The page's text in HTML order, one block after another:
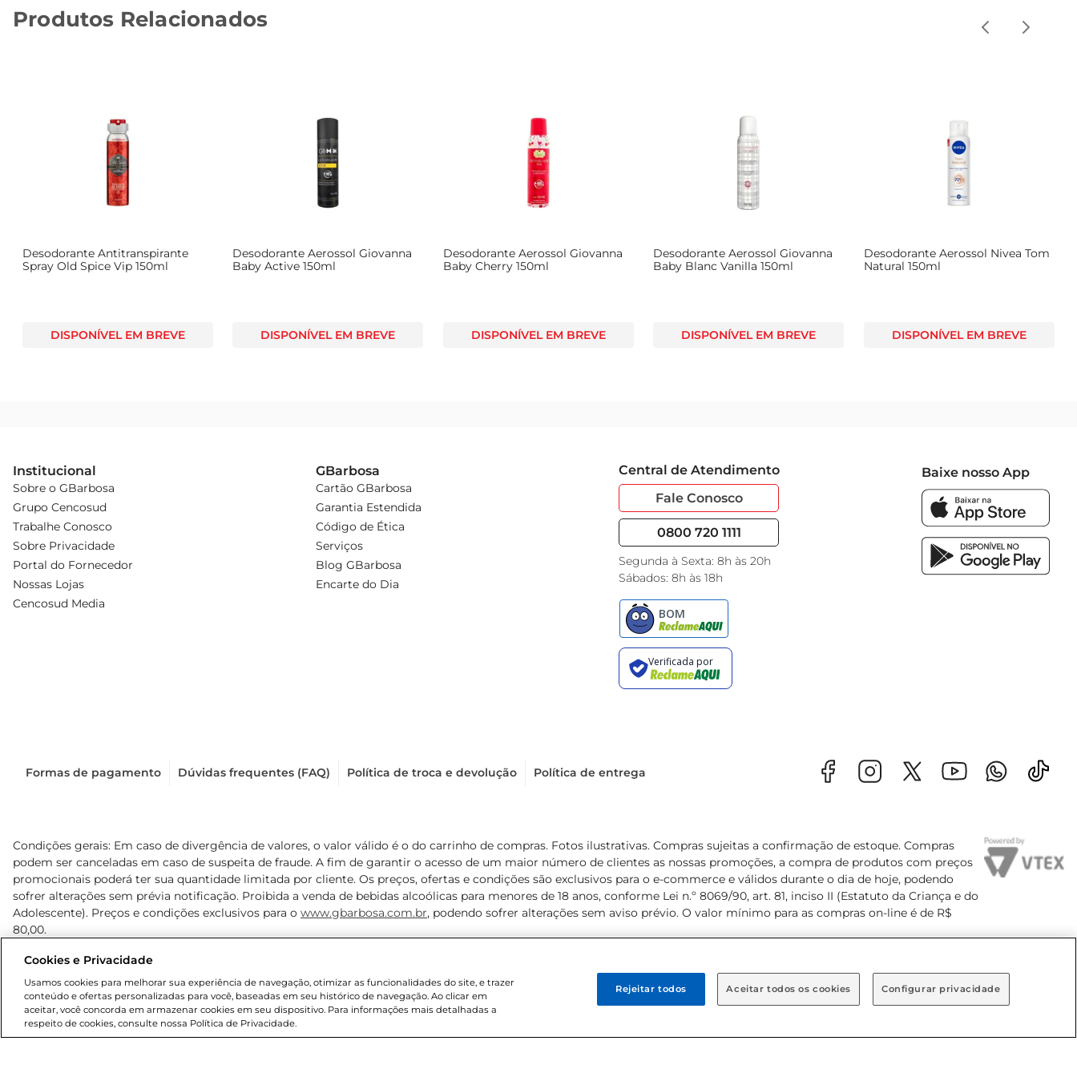
Produtos Relacionados
Desodorante Antitranspirante
Spray Old Spice Vip 150ml
DISPONÍVEL EM BREVE
Desodorante Aerossol Giovanna
Baby Active 150ml
DISPONÍVEL EM BREVE
Desodorante Aerossol Giovanna
Baby Cherry 150ml
DISPONÍVEL EM BREVE
Desodorante Aerossol Giovanna
Baby Blanc Vanilla 150ml
DISPONÍVEL EM BREVE
Desodorante Aerossol Nivea Tom
Natural 150ml
DISPONÍVEL EM BREVE
Institucional
Sobre o GBarbosa
Grupo Cencosud
Trabalhe Conosco
Sobre Privacidade
Portal do Fornecedor
Nossas Lojas
Cencosud Media
GBarbosa
Cartão GBarbosa
Garantia Estendida
Código de Ética
Serviços
Blog GBarbosa
Encarte do Dia
Central de Atendimento
Fale Conosco
0800 720 1111
Segunda à Sexta: 8h às 20h
Sábados: 8h às 18h
Baixe nosso App
Formas de pagamento Dúvidas frequentes (FAQ) Política de troca e devolução Política de entrega
Condições gerais: Em caso de divergência de valores, o valor válido é o do carrinho de compras. Fotos ilustrativas. Compras sujeitas a confirmação de estoque. Compras
podem ser canceladas em caso de suspeita de fraude. A fim de garantir o acesso de um maior número de clientes as nossas promoções, a compra de produtos com preços
promocionais poderá ter sua quantidade limitada por cliente. Os preços, ofertas e condições são exclusivos para o e-commerce e válidos durante o dia de hoje, podendo
sofrer alterações sem prévia notificação. Proibida a venda de bebidas alcoólicas para menores de 18 anos, conforme Lei n.º 8069/90, art. 81, inciso II (Estatuto da Criança e do
Adolescente). Preços e condições exclusivos para o www.gbarbosa.com.br, podendo sofrer alterações sem aviso prévio. O valor mínimo para as compras on-line é de R$
80,00.
Cookies e Privacidade
Usamos cookies para melhorar sua experiência de navegação, otimizar as funcionalidades do site, e trazer
conteúdo e ofertas personalizadas para você, baseadas em seu histórico de navegação. Ao clicar em
aceitar, você concorda em armazenar cookies em seu dispositivo. Para informações mais detalhadas a
respeito de cookies, consulte nossa Política de Privacidade.
Configurar privacidade
Rejeitar todos Aceitar todos os cookies